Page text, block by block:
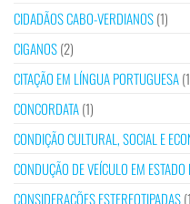
CIDADÃOS CABO-VERDIANOS(1)
CIGANOS(2)
CITAÇÃO EM LÍNGUA PORTUGUESA
CONCORDATA(1)
CONDIÇÃO CULTURAL, SOCIAL E
CONDUÇÃO DE VEÍCULO EM
CONSIDERAÇÕES ESTEREOTIPADAS